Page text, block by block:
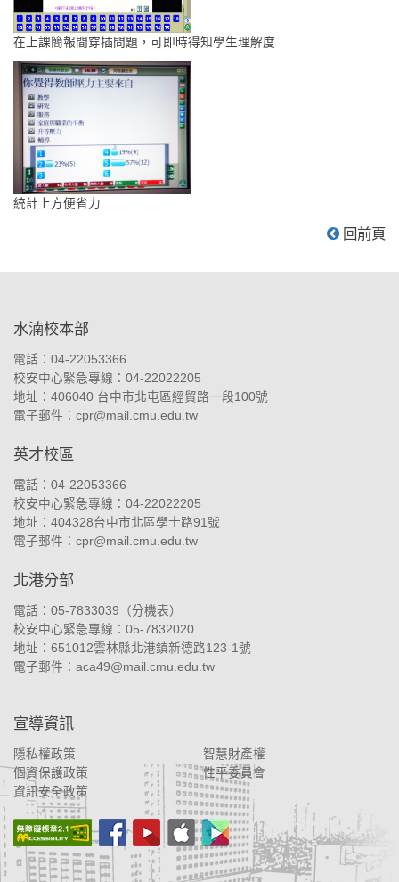
在上課簡報間穿插問題，可即時得知學生理解度
統計上方便省力
回前頁
水湳校本部
電話：04-22053366
校安中心緊急專線：04-22022205
地址： 406040 台中市北屯區經貿路一段100號
電子郵件： cpr@mail.cmu.edu.tw
英才校區
電話：04-22053366
校安中心緊急專線：04-22022205
地址： 404328台中市北區學士路91號
電子郵件： cpr@mail.cmu.edu.tw
北港分部
電話：05-7833039（分機表）
校安中心緊急專線：05-7832020
地址： 651012雲林縣北港鎮新德路123-1號
電子郵件： aca49@mail.cmu.edu.tw
宣導資訊
隱私權政策
智慧財產權
個資保護政策
性平委員會
資訊安全政策